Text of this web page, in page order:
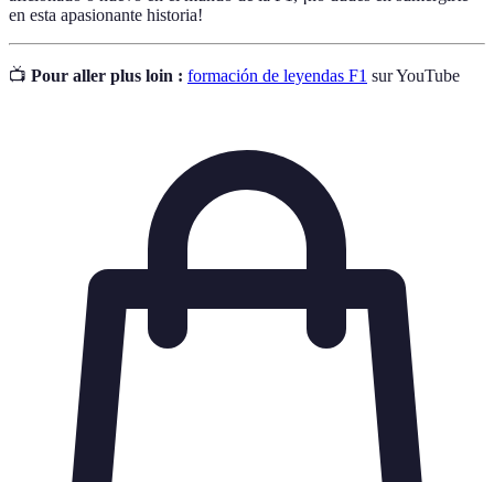
en esta apasionante historia!
📺 Pour aller plus loin : formación de leyendas F1 sur YouTube